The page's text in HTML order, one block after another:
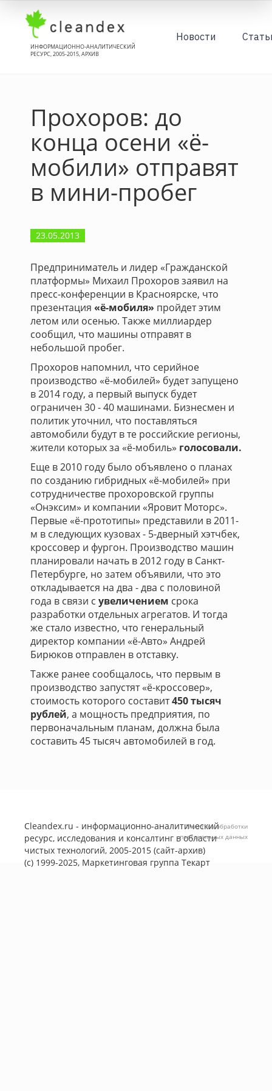
ИНФОРМАЦИОННО-АНАЛИТИЧЕСКИЙ
РЕСУРС, 2005-2015, АРХИВ
Новости
Прохоров: до
конца осени «ё-
мобили» отправят
в мини-пробег
23.05.2013
Предприниматель и лидер «Гражданской
платформы» Михаил Прохоров заявил на
пресс-конференции в Красноярске, что
презентация «ё-мобиля» пройдет этим
летом или осенью. Также миллиардер
сообщил, что машины отправят в
небольшой пробег.
Прохоров напомнил, что серийное
производство «ё-мобилей» будет запущено
в 2014 году, а первый выпуск будет
ограничен 30 - 40 машинами. Бизнесмен и
политик уточнил, что поставляться
автомобили будут в те российские регионы,
жители которых за «ё-мобиль» голосовали.
Еще в 2010 году было объявлено о планах
по созданию гибридных «ё-мобилей» при
сотрудничестве прохоровской группы
«Онэксим» и компании «Яровит Моторс».
Первые «ё-прототипы» представили в 2011-
м в следующих кузовах - 5-дверный хэтчбек,
кроссовер и фургон. Производство машин
планировали начать в 2012 году в Санкт-
Петербурге, но затем объявили, что это
откладывается на два - два с половиной
года в связи с увеличением срока
разработки отдельных агрегатов. И тогда
же стало известно, что генеральный
директор компании «ё-Авто» Андрей
Бирюков отправлен в отставку.
Также ранее сообщалось, что первым в
производство запустят «ё-кроссовер»,
стоимость которого составит450 тысяч
рублей, а мощность предприятия, по
первоначальным планам, должна была
составить 45 тысяч автомобилей в год.
Cleandex.ru - информационно-аналитический
ресурс, исследования и консалтинг в области
чистых технологий, 2005-2015 (сайт-архив)
(с) 1999-2025, Маркетинговая группа Текарт
Политика обработки
персональных данных